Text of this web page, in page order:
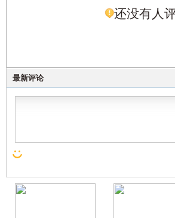
还没有人
最新评论